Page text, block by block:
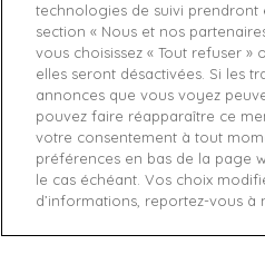
technologies de suivi prendront
section « Nous et nos
vous choisissez « Tout refuser
elles seront désactivées. Si les
annonces que vous voyez
pouvez faire réapparaître ce
votre consentement à tout
préférences en bas de la page
le cas échéant. Vos choix
d’informations, reportez-vous